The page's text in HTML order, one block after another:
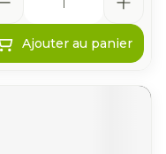
Ajouter au panier